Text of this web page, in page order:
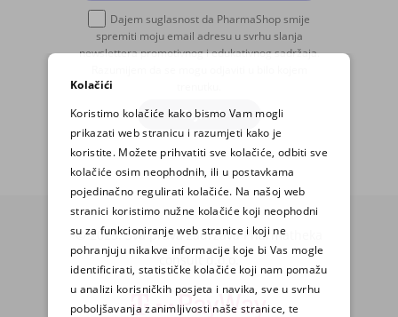
Dajem suglasnost da PharmaShop smije
spremiti moju email adresu u svrhu slanja
newslettera promotivnog i edukativnog sadržaja.
PRIJAVA
© 2025. Sva prava zadržava Pharmatheka
consult d.o.o.
Kolačići
Koristimo kolačiće kako bismo Vam mogli
prikazati web stranicu i razumjeti kako je
koristite. Možete prihvatiti sve kolačiće, odbiti sve
kolačiće osim neophodnih, ili u postavkama
pojedinačno regulirati kolačiće. Na našoj web
stranici koristimo nužne kolačiće koji neophodni
su za funkcioniranje web stranice i koji ne
pohranjuju nikakve informacije koje bi Vas mogle
identificirati, statističke kolačiće koji nam pomažu
u analizi korisničkih posjeta i navika, sve u svrhu
poboljšavanja zanimljivosti naše stranice, te